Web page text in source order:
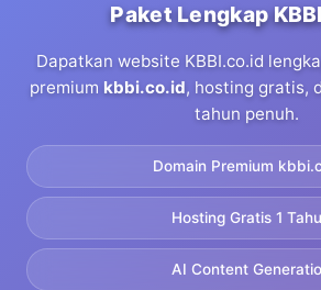
Paket Lengkap
Dapatkan website KBBI.co.id
premium kbbi.co.id, hosting gratis,
tahun penuh.
Domain Premium
Hosting Gratis 1
AI Content